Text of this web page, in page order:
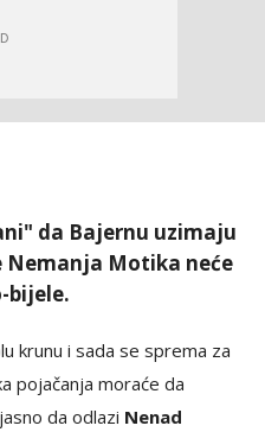
da Bajernu uzimaju
Nemanja Motika neće
bijele.
krunu i sada se sprema za
pojačanja moraće da
da odlazi Nenad